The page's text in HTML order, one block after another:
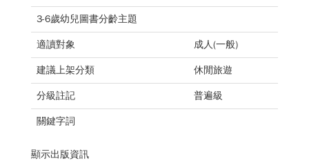
3-6歲幼兒圖書分齡主題
適讀對象 成人(一般)
建議上架分類 休閒旅遊
分級註記 普遍級
關鍵字詞
顯示出版資訊